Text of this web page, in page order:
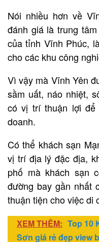
Nói nhiều hơn về
đánh giá là trung
của tỉnh Vĩnh Phúc,
cho các khu công
Vì vậy mà Vĩnh Yên
sầm uất, náo nhiệt,
có vị trí thuận lợi để
doanh.
Có thể khách sạn
vị trí địa lý đặc địa,
phố mà khách sạn
đường bay gần nhất
thuận tiện cho việc di
XEM THÊM: Top 10
Sơn giá rẻ đẹp view